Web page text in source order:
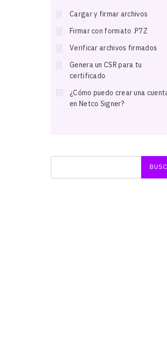
Cargar y firmar archivos
Firmar con formato .P7Z
Verificar archivos firmados
Genera un CSR para tu
certificado
¿Cómo puedo crear una
en Netco Signer?